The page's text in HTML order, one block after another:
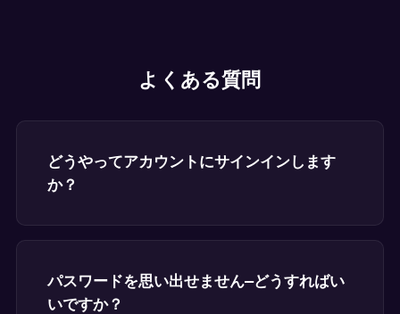
よくある質問
どうやってアカウントにサインインします
か？
パスワードを思い出せません—どうすればい
いですか？